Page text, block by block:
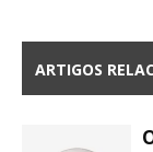
ARTIGOS